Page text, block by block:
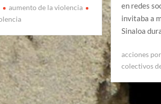
aumento de la violencia
en redes
invitaba a
Sinaloa
acciones
colectivos